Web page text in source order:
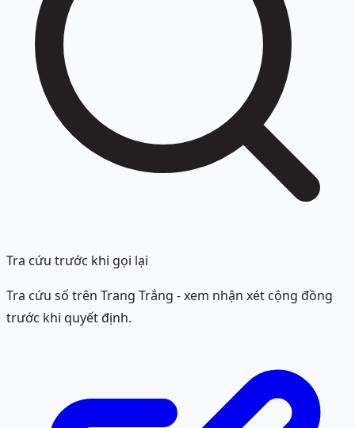
Tra cứu trước khi gọi lại
Tra cứu số trên Trang Trắng - xem nhận xét cộng đồng
trước khi quyết định.